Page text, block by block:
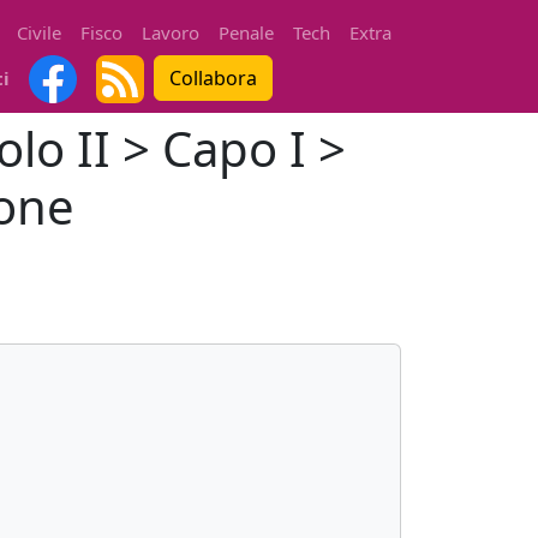
Civile Fisco Lavoro Penale Tech
Extra
Collabora
II > Capo I >